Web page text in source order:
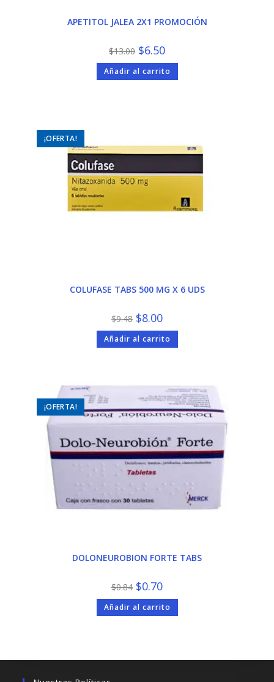
APETITOL JALEA 2X1 PROMOCIÓN
$13.00 El
precio
original
era:
$13.00.
$6.50El
precio
actual
es:
$6.50.
Añadir al carrito
¡OFERTA!
COLUFASE TABS 500 MG X 6 UDS
$9.48 El
precio
original
era:
$9.48.
$8.00El
actual
es:
$8.00.
Añadir al carrito
¡OFERTA!
DOLONEUROBION FORTE TABS
$0.84 El
precio
original
era:
$0.84.
$0.70El
precio
actual
es:
$0.70.
Añadir al carrito